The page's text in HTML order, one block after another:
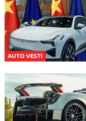
AUTO VESTI